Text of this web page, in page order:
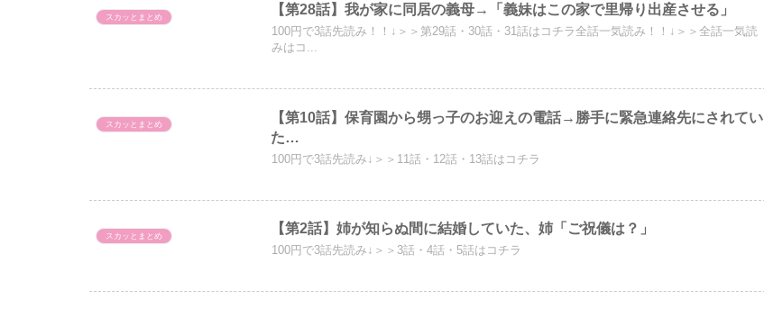
スカッとまとめ 【第28話】我が家に同居の義母→「義妹はこの家で里帰り出産させる」
100円で3話先読み！！↓＞＞第29話・30話・31話はコチラ全話一気読み！！↓＞＞全話一気読
みはコ...
スカッとまとめ
【第10話】保育園から甥っ子のお迎えの電話→勝手に緊急連絡先にされてい
た…
100円で3話先読み↓＞＞11話・12話・13話はコチラ
スカッとまとめ 【第2話】姉が知らぬ間に結婚していた、姉「ご祝儀は？」
100円で3話先読み↓＞＞3話・4話・5話はコチラ